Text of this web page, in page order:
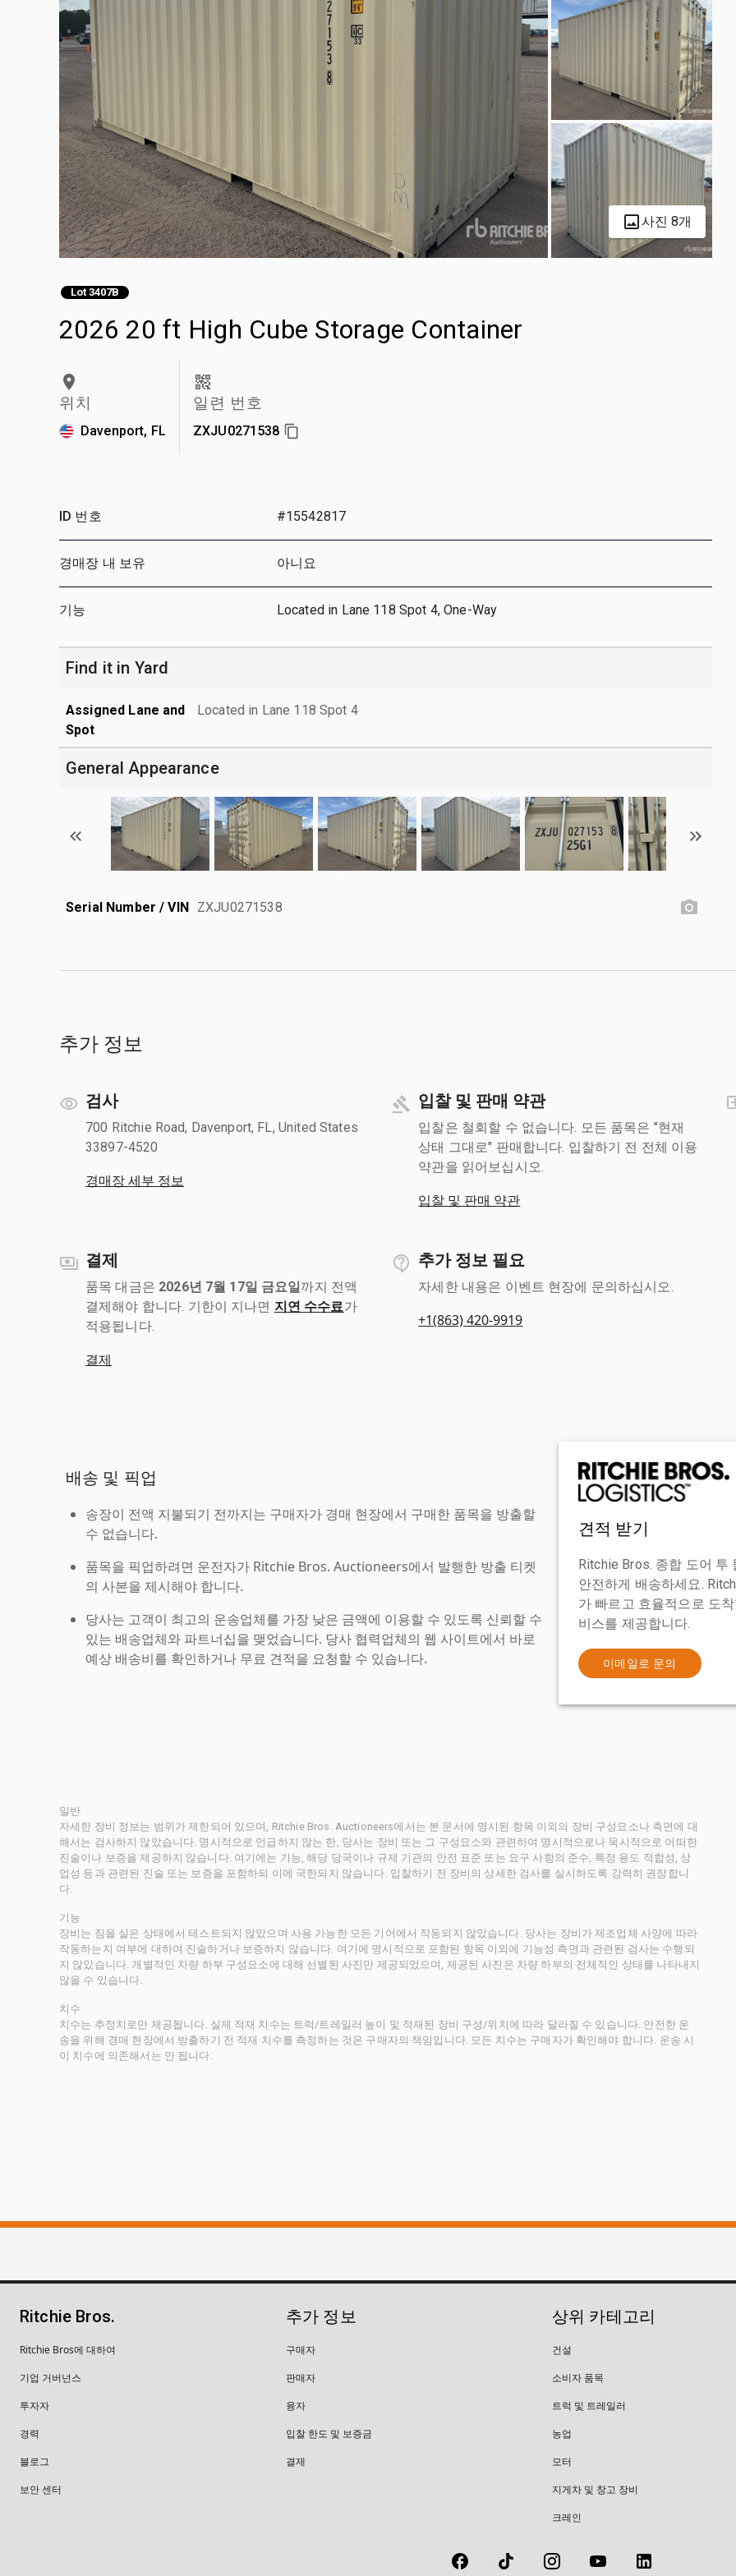
사진 8개
Lot 3407B
2026 20 ft High Cube Storage Container
위치
Davenport, FL
일련 번호
ZXJU0271538
ID 번호 #15542817
경매장 내 보유 아니요
기능 Located in Lane 118 Spot 4, One-Way
Find it in Yard
Assigned Lane and
Spot
Located in Lane 118 Spot 4
General Appearance
Serial Number / VIN ZXJU0271538
추가 정보
검사
700 Ritchie Road, Davenport, FL, United States
33897-4520
경매장 세부 정보
입찰 및 판매 약관
입찰은 철회할 수 없습니다. 모든 품목은 "현재
상태 그대로" 판매합니다. 입찰하기 전 전체 이용
약관을 읽어보십시오.
입찰 및 판매 약관
결제
품목 대금은 2026년 7월 17일 금요일까지 전액
결제해야 합니다. 기한이 지나면 지연 수수료 가
적용됩니다.
결제
추가 정보 필요
자세한 내용은 이벤트 현장에 문의하십시오.
+1(863) 420-9919
배송 및 픽업
송장이 전액 지불되기 전까지는 구매자가 경매 현장에서 구매한 품목을 방출할
수 없습니다.
품목을 픽업하려면 운전자가 Ritchie Bros. Auctioneers에서 발행한 방출 티켓
의 사본을 제시해야 합니다.
당사는 고객이 최고의 운송업체를 가장 낮은 금액에 이용할 수 있도록 신뢰할 수
있는 배송업체와 파트너십을 맺었습니다. 당사 협력업체의 웹 사이트에서 바로
예상 배송비를 확인하거나 무료 견적을 요청할 수 있습니다.
견적 받기
Ritchie Bros. 종합 도어 투
안전하게 배송하세요.
가 빠르고 효율적으로 도
비스를 제공합니다.
이메일로 문의
일반
자세한 장비 정보는 범위가 제한되어 있으며, Ritchie Bros. Auctioneers에서는 본 문서에 명시된 항목 이외의 장비 구성요소나 측면에 대
해서는 검사하지 않았습니다. 명시적으로 언급하지 않는 한, 당사는 장비 또는 그 구성요소와 관련하여 명시적으로나 묵시적으로 어떠한
진술이나 보증을 제공하지 않습니다. 여기에는 기능, 해당 당국이나 규제 기관의 안전 표준 또는 요구 사항의 준수, 특정 용도 적합성, 상
업성 등과 관련된 진술 또는 보증을 포함하되 이에 국한되지 않습니다. 입찰하기 전 장비의 상세한 검사를 실시하도록 강력히 권장합니
다.
기능
장비는 짐을 실은 상태에서 테스트되지 않았으며 사용 가능한 모든 기어에서 작동되지 않았습니다. 당사는 장비가 제조업체 사양에 따라
작동하는지 여부에 대하여 진술하거나 보증하지 않습니다. 여기에 명시적으로 포함된 항목 이외에 기능성 측면과 관련된 검사는 수행되
지 않았습니다. 개별적인 차량 하부 구성요소에 대해 선별된 사진만 제공되었으며, 제공된 사진은 차량 하부의 전체적인 상태를 나타내지
않을 수 있습니다.
치수
치수는 추정치로만 제공됩니다. 실제 적재 치수는 트럭/트레일러 높이 및 적재된 장비 구성/위치에 따라 달라질 수 있습니다. 안전한 운
송을 위해 경매 현장에서 방출하기 전 적재 치수를 측정하는 것은 구매자의 책임입니다. 모든 치수는 구매자가 확인해야 합니다. 운송 시
이 치수에 의존해서는 안 됩니다.
Ritchie Bros.
Ritchie Bros에 대하여
기업 거버넌스
투자자
경력
블로그
보안 센터
추가 정보
구매자
판매자
융자
입찰 한도 및 보증금
결제
상위 카테고리
건설
소비자 품목
트럭 및 트레일러
농업
모터
지게차 및 창고 장비
크레인